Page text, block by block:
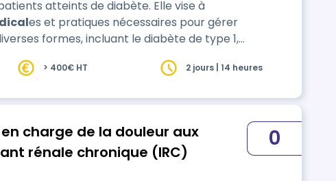
es et pratiques nécessaires pour gérer
formes, incluant le diabète de type 1,
de surve…> 400€ HT 2 jours | 14 heures
charge de la douleur aux
rénale chronique (IRC)
0